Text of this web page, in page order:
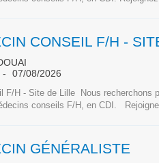
CONSEIL F/H -
07/08/2026
F/H - Site de Lille Nous recherchons
conseils F/H, en CDI.
GÉNÉRALISTE